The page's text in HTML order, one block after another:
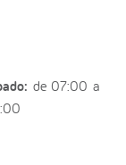
de 07:00 a